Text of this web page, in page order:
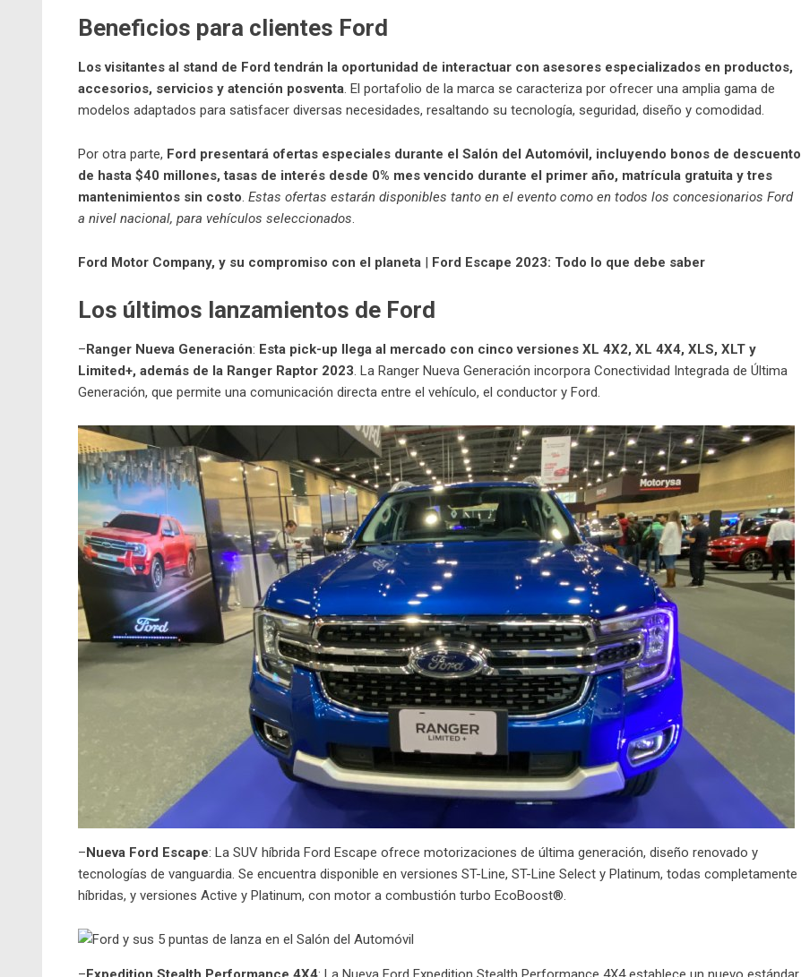
Beneficios para clientes Ford
Los visitantes al stand de Ford tendrán la oportunidad de interactuar con asesores especializados en productos,
accesorios, servicios y atención posventa. El portafolio de la marca se caracteriza por ofrecer una amplia gama de
modelos adaptados para satisfacer diversas necesidades, resaltando su tecnología, seguridad, diseño y comodidad.
Por otra parte, Ford presentará ofertas especiales durante el Salón del Automóvil, incluyendo bonos de descuento
de hasta $40 millones, tasas de interés desde 0% mes vencido durante el primer año, matrícula gratuita y tres
mantenimientos sin costo. Estas ofertas estarán disponibles tanto en el evento como en todos los concesionarios Ford
a nivel nacional, para vehículos seleccionados.
Ford Motor Company, y su compromiso con el planeta Ford Escape 2023: Todo lo que debe saber
Los últimos lanzamientos de Ford
– Ranger Nueva Generación: Esta pick-up llega al mercado con cinco versiones XL 4X2, XL 4X4, XLS, XLT y
Limited+, además de la Ranger Raptor 2023. La Ranger Nueva Generación incorpora Conectividad Integrada de Última
Generación, que permite una comunicación directa entre el vehículo, el conductor y Ford.
– Nueva Ford Escape: La SUV híbrida Ford Escape ofrece motorizaciones de última generación, diseño renovado y
tecnologías de vanguardia. Se encuentra disponible en versiones ST-Line, ST-Line Select y Platinum, todas completamente
híbridas, y versiones Active y Platinum, con motor a combustión turbo EcoBoost®.